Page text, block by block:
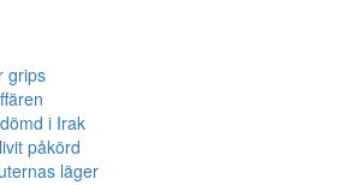
grips
i Irak
påkörd
läger